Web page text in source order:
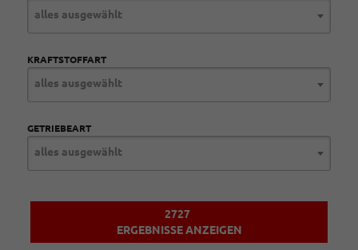
alles ausgewählt
KRAFTSTOFFART
alles ausgewählt
GETRIEBEART
alles ausgewählt
2727
ERGEBNISSE ANZEIGEN